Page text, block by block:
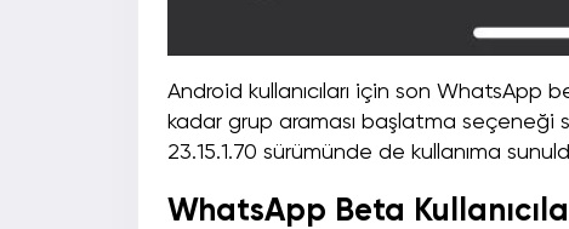
Android kullanıcıları için son WhatsApp
kadar grup araması başlatma seçeneği
23.15.1.70 sürümünde de kullanıma
WhatsApp Beta